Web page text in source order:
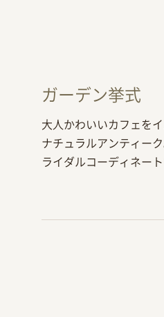
ガーデン挙式
大人かわいいカフェを
ナチュラルアンティー
ライダルコーディネート